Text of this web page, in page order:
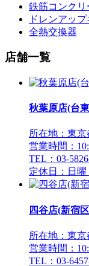
鉄筋コンクリ
ドレンアップ
全熱交換器
店舗一覧
秋葉原店(台
所在地：東京
営業時間：
TEL：03-
定休日：日曜
四谷店(新宿
所在地：東
営業時間：
TEL：03-